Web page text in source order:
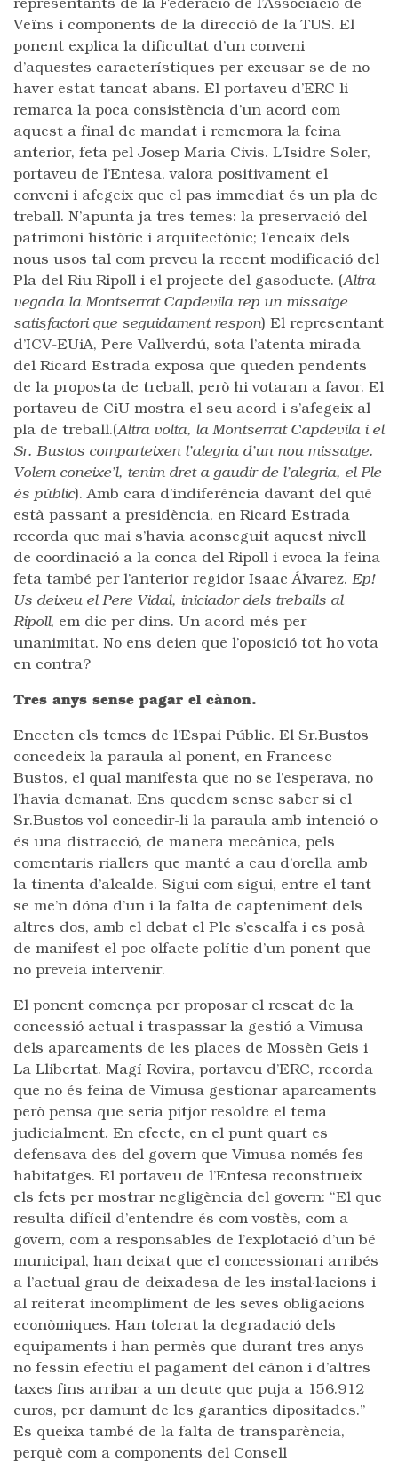
representants de la Federació de l’Associació de
Veïns i components de la direcció de la TUS. El
ponent explica la dificultat d’un conveni
d’aquestes característiques per excusar-se de no
haver estat tancat abans. El portaveu d’ERC li
remarca la poca consistència d’un acord com
aquest a final de mandat i rememora la feina
anterior, feta pel Josep Maria Civis. L’Isidre Soler,
portaveu de l’Entesa, valora positivament el
conveni i afegeix que el pas immediat és un pla de
treball. N’apunta ja tres temes: la preservació del
patrimoni històric i arquitectònic; l’encaix dels
nous usos tal com preveu la recent modificació del
Pla del Riu Ripoll i el projecte del gasoducte. (Altra
vegada la Montserrat Capdevila rep un missatge
satisfactori que seguidament respon) El representant
d’ICV-EUiA, Pere Vallverdú, sota l’atenta mirada
del Ricard Estrada exposa que queden pendents
de la proposta de treball, però hi votaran a favor. El
portaveu de CiU mostra el seu acord i s’afegeix al
pla de treball.(Altra volta, la Montserrat Capdevila i el
Sr. Bustos comparteixen l’alegria d’un nou missatge.
Volem coneixe’l, tenim dret a gaudir de l’alegria, el Ple
és públic). Amb cara d’indiferència davant del què
està passant a presidència, en Ricard Estrada
recorda que mai s’havia aconseguit aquest nivell
de coordinació a la conca del Ripoll i evoca la feina
feta també per l’anterior regidor Isaac Álvarez. Ep!
Us deixeu el Pere Vidal, iniciador dels treballs al
Ripoll, em dic per dins. Un acord més per
unanimitat. No ens deien que l’oposició tot ho vota
en contra?
Tres anys sense pagar el cànon.
Enceten els temes de l’Espai Públic. El Sr.Bustos
concedeix la paraula al ponent, en Francesc
Bustos, el qual manifesta que no se l’esperava, no
l’havia demanat. Ens quedem sense saber si el
Sr.Bustos vol concedir-li la paraula amb intenció o
és una distracció, de manera mecànica, pels
comentaris riallers que manté a cau d’orella amb
la tinenta d’alcalde. Sigui com sigui, entre el tant
se me’n dóna d’un i la falta de capteniment dels
altres dos, amb el debat el Ple s’escalfa i es posà
de manifest el poc olfacte polític d’un ponent que
no preveia intervenir.
El ponent comença per proposar el rescat de la
concessió actual i traspassar la gestió a Vimusa
dels aparcaments de les places de Mossèn Geis i
La Llibertat. Magí Rovira, portaveu d’ERC, recorda
que no és feina de Vimusa gestionar aparcaments
però pensa que seria pitjor resoldre el tema
judicialment. En efecte, en el punt quart es
defensava des del govern que Vimusa només fes
habitatges. El portaveu de l’Entesa reconstrueix
els fets per mostrar negligència del govern: “El que
resulta difícil d’entendre és com vostès, com a
govern, com a responsables de l’explotació d’un bé
municipal, han deixat que el concessionari arribés
a l’actual grau de deixadesa de les instal·lacions i
al reiterat incompliment de les seves obligacions
econòmiques. Han tolerat la degradació dels
equipaments i han permès que durant tres anys
no fessin efectiu el pagament del cànon i d’altres
taxes fins arribar a un deute que puja a 156.912
euros, per damunt de les garanties dipositades.”
Es queixa també de la falta de transparència,
perquè com a components del Consell